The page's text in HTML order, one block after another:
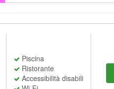
Piscina
Ristorante
Accessibilità disabili